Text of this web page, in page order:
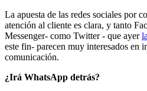
La apuesta de las redes sociales por
atención al cliente es clara, y tanto
Messenger- como Twitter - que ayer
este fin- parecen muy interesados en
comunicación.
¿Irá WhatsApp detrás?